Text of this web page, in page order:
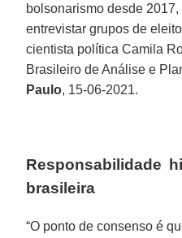
bolsonarismo desde
entrevistar grupos de
cientista política Camila
Brasileiro de Análise e
Paulo, 15-06-2021.
Responsabilidade
brasileira
“O ponto de consenso é